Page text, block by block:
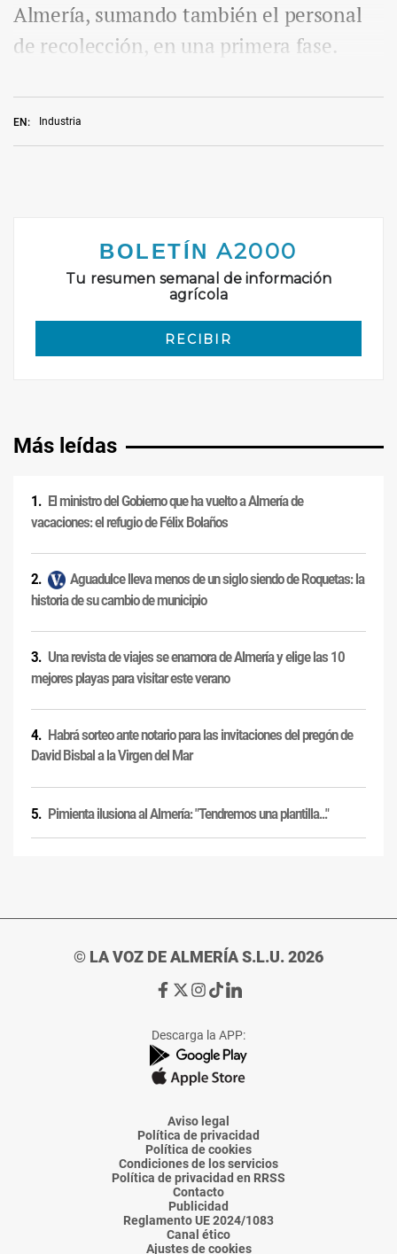
EN: Industria
Almería, sumando también el personal
de recolección, en una primera fase.
Más leídas
El ministro del Gobierno que ha vuelto a Almería de
vacaciones: el refugio de Félix Bolaños
Aguadulce lleva menos de un siglo siendo de Roquetas: la
historia de su cambio de municipio
Una revista de viajes se enamora de Almería y elige las 10
mejores playas para visitar este verano
Habrá sorteo ante notario para las invitaciones del pregón de
David Bisbal a la Virgen del Mar
Pimienta ilusiona al Almería: "Tendremos una plantilla..."
© LA VOZ DE ALMERÍA S.L.U. 2026
Ir
de
La
Voz
Almería
Ir
de
La
Voz
Almería
Ir
de
La
Voz
Almería
Ir
de
La
Voz
Almería
Ir
de
La
Voz
Descarga la APP:
Aviso legal
Política de privacidad
Política de cookies
Condiciones de los servicios
Política de privacidad en RRSS
Contacto
Publicidad
Reglamento UE 2024/1083
Canal ético
Ajustes de cookies